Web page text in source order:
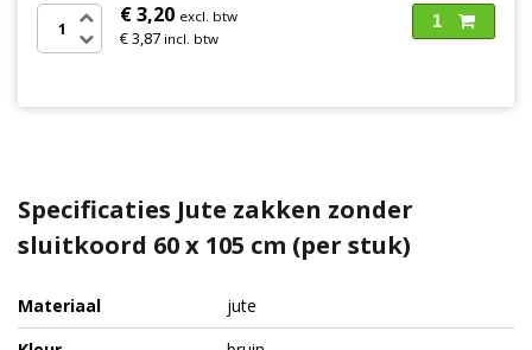
€ 3,20 excl. btw
€ 3,87 incl. btw
1
Specificaties Jute zakken zonder
sluitkoord 60 x 105 cm (per stuk)
Materiaal
jute